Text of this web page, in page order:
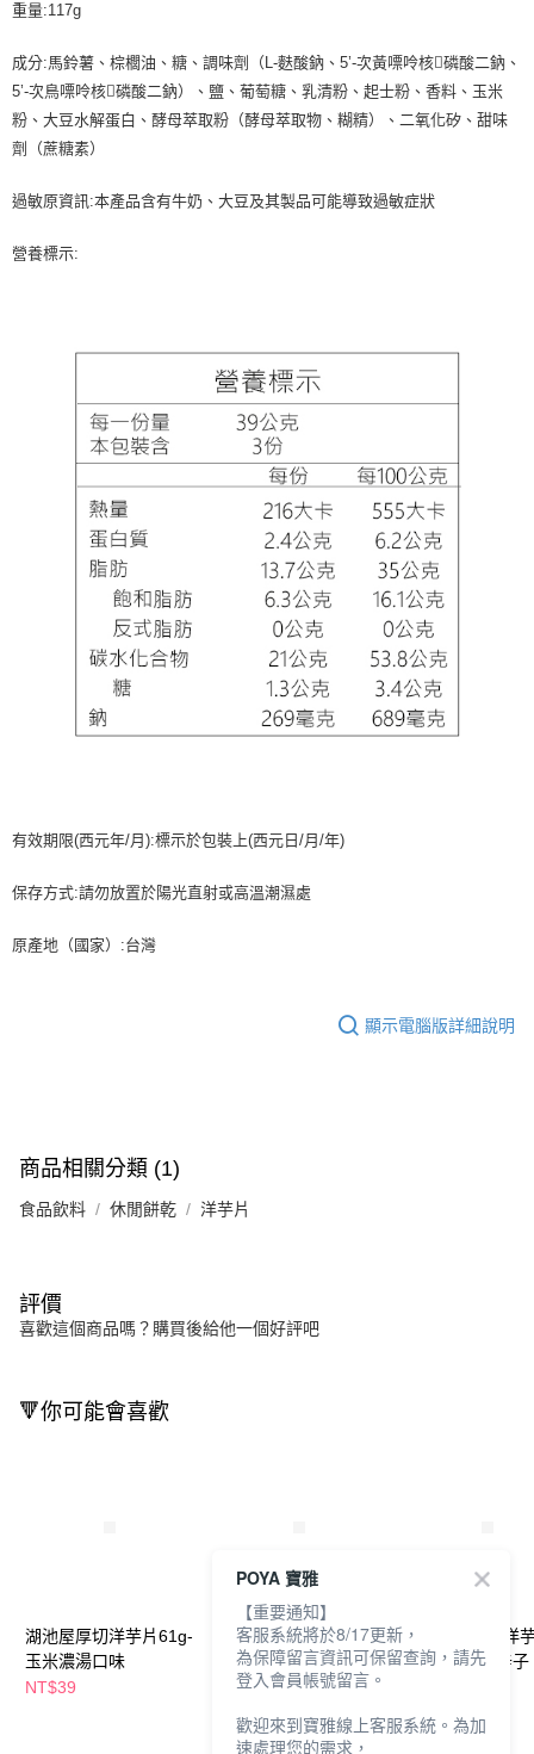
重量:117g
成分:馬鈴薯、棕櫚油、糖、調味劑（L-麩酸鈉、5’-次黃嘌呤核磷酸二鈉、
5’-次鳥嘌呤核磷酸二鈉）、鹽、葡萄糖、乳清粉、起士粉、香料、玉米
粉、大豆水解蛋白、酵母萃取粉（酵母萃取物、糊精）、二氧化矽、甜味
劑（蔗糖素）
過敏原資訊:本產品含有牛奶、大豆及其製品可能導致過敏症狀
營養標示:
有效期限(西元年/月):標示於包裝上(西元日/月/年)
保存方式:請勿放置於陽光直射或高溫潮濕處
原產地（國家）:台灣
顯示電腦版詳細說明
商品相關分類 (1)
食品飲料 休閒餅乾 洋芋片
評價
喜歡這個商品嗎？購買後給他一個好評吧
🔻你可能會喜歡
湖池屋厚切洋芋片61g-
玉米濃湯口味
NT$39
湖池屋平切洋芋片66g-
海苔塩
NT$39
卡辣姆久平切洋
117g-勁辣唐辛子
POYA 寶雅
【重要通知】
客服系統將於8/17更新，
為保障留言資訊可保留查詢，請先
登入會員帳號留言。
歡迎來到寶雅線上客服系統。為加
速處理您的需求，